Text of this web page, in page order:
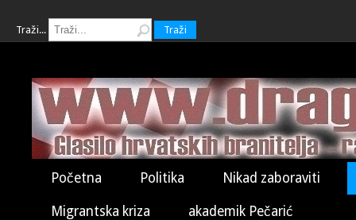
Traži... Traži
Početna Politika Nikad zaboraviti
Migrantska kriza akademik Pečarić